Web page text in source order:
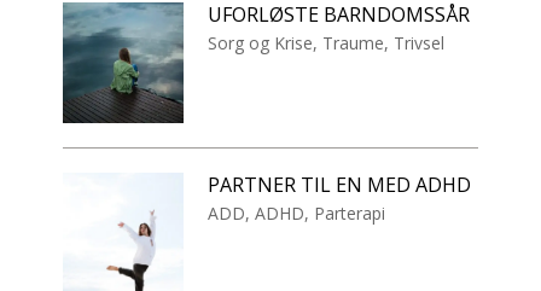
UFORLØSTE BARNDOMSSÅR
Sorg og Krise, Traume, Trivsel
PARTNER TIL EN MED ADHD
ADD,ADHD, Parterapi